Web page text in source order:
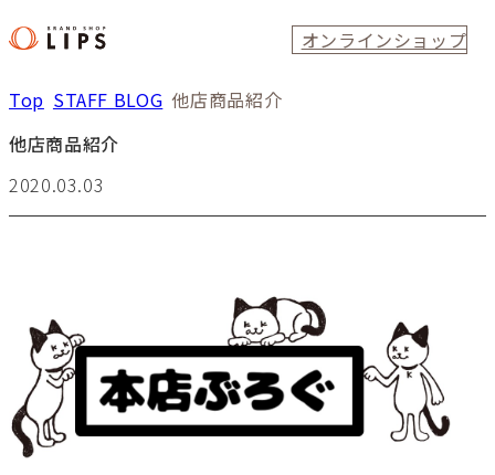
オンラインショップ
Top STAFF BLOG 他店商品紹介
他店商品紹介
2020.03.03